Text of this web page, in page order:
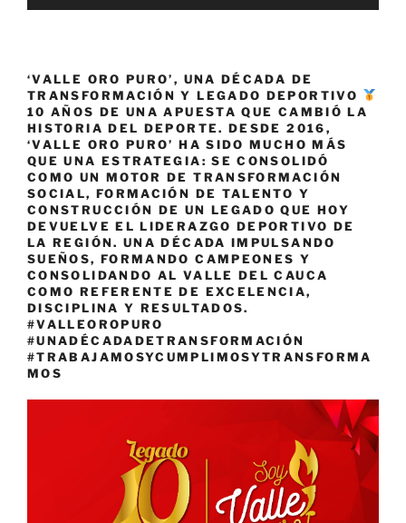
‘VALLE ORO PURO’, UNA DÉCADA DE
TRANSFORMACIÓN Y LEGADO DEPORTIVO
10 AÑOS DE UNA APUESTA QUE CAMBIÓ LA
HISTORIA DEL DEPORTE. DESDE 2016,
‘VALLE ORO PURO’ HA SIDO MUCHO MÁS
QUE UNA ESTRATEGIA: SE CONSOLIDÓ
COMO UN MOTOR DE TRANSFORMACIÓN
SOCIAL, FORMACIÓN DE TALENTO Y
CONSTRUCCIÓN DE UN LEGADO QUE HOY
DEVUELVE EL LIDERAZGO DEPORTIVO DE
LA REGIÓN. UNA DÉCADA IMPULSANDO
SUEÑOS, FORMANDO CAMPEONES Y
CONSOLIDANDO AL VALLE DEL CAUCA
COMO REFERENTE DE EXCELENCIA,
DISCIPLINA Y RESULTADOS.
#VALLEOROPURO
#UNADÉCADADETRANSFORMACIÓN
#TRABAJAMOSYCUMPLIMOSYTRANSFORMA
MOS